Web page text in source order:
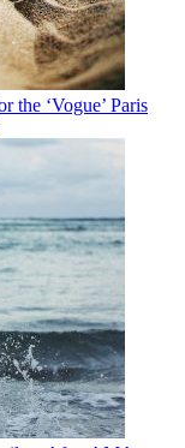
the ‘Vogue’ Paris